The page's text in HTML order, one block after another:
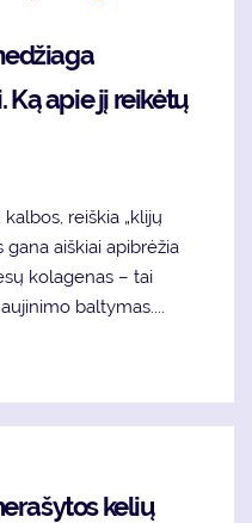
apie jį reikėtų
reiškia „klijų
gana aiškiai apibrėžia
kolagenas – tai
baltymas....
kelių